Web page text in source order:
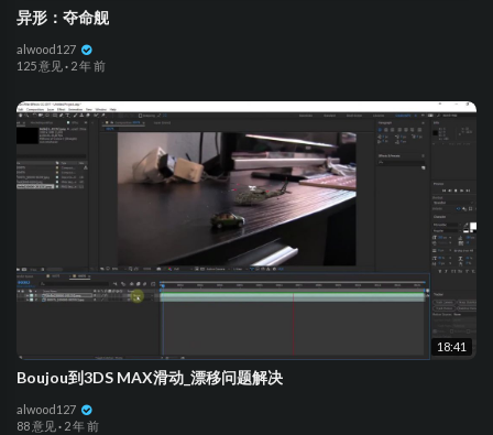
异形：夺命舰
alwood127
125 意见· 2 年 前
18:41
Boujou到3DS MAX滑动_漂移问题解决
alwood127
88 意见· 2 年 前